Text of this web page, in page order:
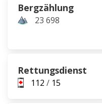
Bergzählung
23 698
Rettungsdienst
112 / 15